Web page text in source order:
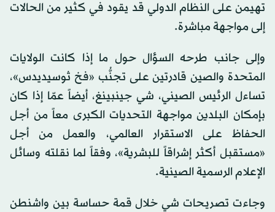
تهيمن على النظام الدولي قد يقود في كثير من الحالات
إلى مواجهة مباشرة.
وإلى جانب طرحه السؤال حول ما إذا كانت الولايات
المتحدة والصين قادرتين على تجنُّب «فخ ثوسيديدس»،
تساءل الرئيس الصيني، شي جينبينغ، أيضاً عمّا إذا كان
بإمكان البلدين مواجهة التحديات الكبرى معاً من أجل
الحفاظ على الاستقرار العالمي، والعمل من أجل
«مستقبل أكثر إشراقاً للبشرية»، وفقاً لما نقلته وسائل
الإعلام الرسمية الصينية.
وجاءت تصريحات شي خلال قمة حساسة بين واشنطن